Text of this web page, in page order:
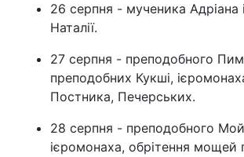
26 серпня - мученика Адріана
Наталії.
27 серпня - преподобного
преподобних Кукші,
Постника, Печерських.
28 серпня - преподобного
ієромонаха, обрітення мощей